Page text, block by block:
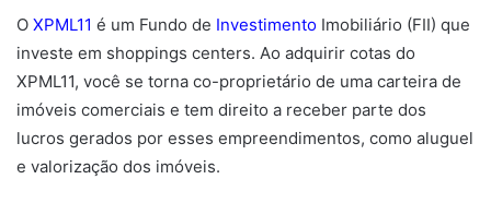
O XPML11 é um Fundo de Investimento Imobiliário (FII) que
investe em shoppings centers. Ao adquirir cotas do
XPML11, você se torna co-proprietário de uma carteira de
imóveis comerciais e tem direito a receber parte dos
lucros gerados por esses empreendimentos, como aluguel
e valorização dos imóveis.